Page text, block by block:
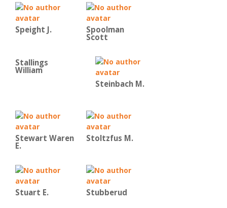
Speight J. Spoolman
Scott
Stallings
William
Steinbach M.
Stewart Waren
E.
Stoltzfus M.
Stuart E. Stubberud